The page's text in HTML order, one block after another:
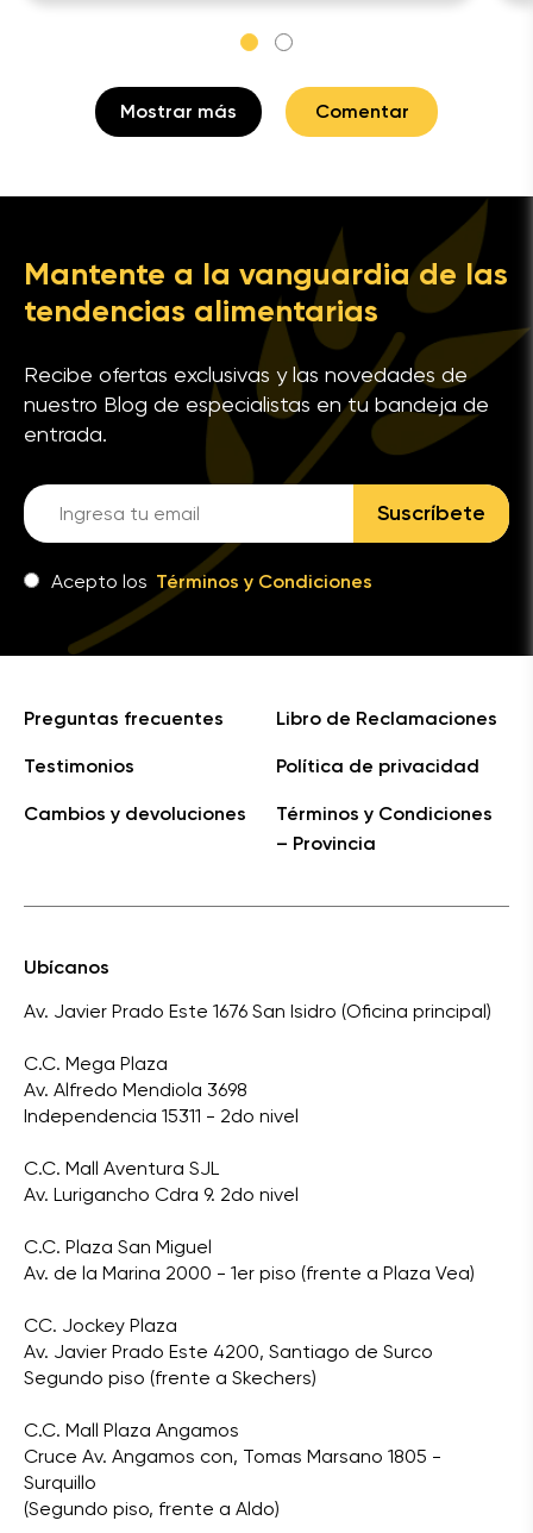
Mostrar más Comentar
Mantente a la vanguardia de las
tendencias alimentarias
Recibe ofertas exclusivas y las novedades de
nuestro Blog de especialistas en tu bandeja de
entrada.
Suscríbete
Acepto los Términos y Condiciones
Preguntas frecuentes
Testimonios
Cambios y devoluciones
Libro de Reclamaciones
Política de privacidad
Términos y Condiciones
– Provincia
Ubícanos
Av. Javier Prado Este 1676 San Isidro (Oficina principal)
C.C. Mega Plaza
Av. Alfredo Mendiola 3698
Independencia 15311 - 2do nivel
C.C. Mall Aventura SJL
Av. Lurigancho Cdra 9. 2do nivel
C.C. Plaza San Miguel
Av. de la Marina 2000 - 1er piso (frente a Plaza Vea)
CC. Jockey Plaza
Av. Javier Prado Este 4200, Santiago de Surco
Segundo piso (frente a Skechers)
C.C. Mall Plaza Angamos
Cruce Av. Angamos con, Tomas Marsano 1805 -
Surquillo
(Segundo piso, frente a Aldo)